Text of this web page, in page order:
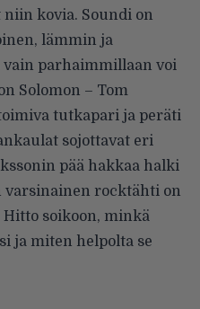
kovia. Soundi on
lämmin ja
parhaimmillaan voi
Solomon – Tom
tutkapari ja peräti
sojottavat eri
pää hakkaa halki
varsinainen rocktähti on
soikoon, minkä
ja miten helpolta se